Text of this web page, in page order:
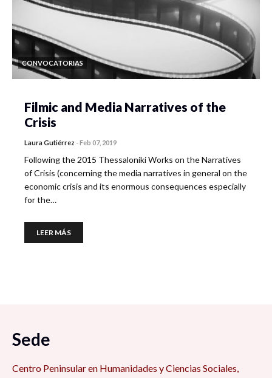
CONVOCATORIAS
Filmic and Media Narratives of the
Crisis
Laura Gutiérrez -Feb 07, 2019
Following the 2015 Thessaloniki Works on the Narratives
of Crisis (concerning the media narratives in general on the
economic crisis and its enormous consequences especially
for the…
LEER MÁS
Sede
Centro Peninsular en Humanidades y Ciencias Sociales,